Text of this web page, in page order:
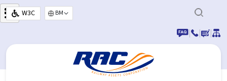
Langkau ke kandungan utama
W3C
Select your language
|
| |